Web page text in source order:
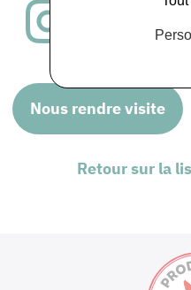
Nous rendre visite
Retour sur la